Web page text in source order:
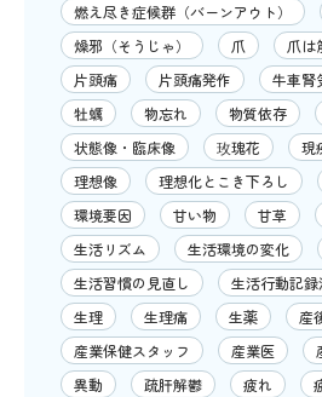
燃え尽き症候群（バーンアウト）
燥邪（そうじゃ）
爪 爪は
片頭痛
片頭痛発作 牛車腎
牡蠣
物忘れ 物質依存
状態像・臨床像
玫瑰花
現
理想像
理想化とこき下ろし
環境要因
甘い物 甘草
生活リズム
生活環境の変化
生活習慣の見直し
生活行動記録
生理
生理痛 生薬
産
産業保健スタッフ
産業医
異動
疏肝解鬱 疲れ